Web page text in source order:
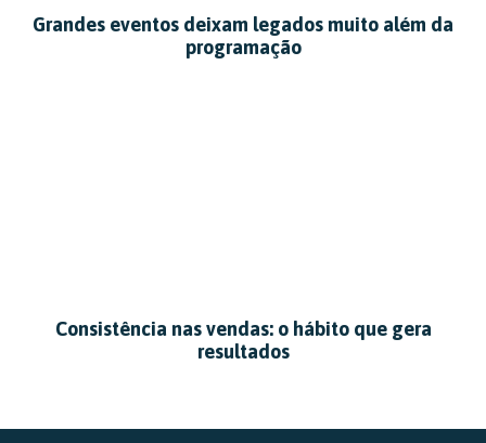
Grandes eventos deixam legados muito além da
programação
Consistência nas vendas: o hábito que gera
resultados